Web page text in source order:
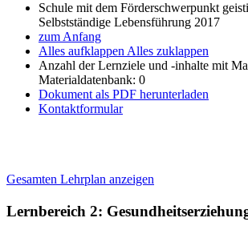
Schule mit dem Förderschwerpunkt
Selbstständige Lebensführung 2017
zum Anfang
Alles aufklappen Alles zuklappen
Anzahl der Lernziele und -inhalte mit
Materialdatenbank: 0
Dokument als PDF herunterladen
Kontaktformular
Gesamten Lehrplan anzeigen
Lernbereich 2: